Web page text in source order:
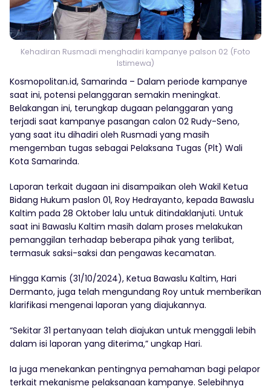
Kehadiran Rusmadi menghadiri kampanye palson 02 (Foto
Istimewa)
Kosmopolitan.id, Samarinda – Dalam periode kampanye
saat ini, potensi pelanggaran semakin meningkat.
Belakangan ini, terungkap dugaan pelanggaran yang
terjadi saat kampanye pasangan calon 02 Rudy-Seno,
yang saat itu dihadiri oleh Rusmadi yang masih
mengemban tugas sebagai Pelaksana Tugas (Plt) Wali
Kota Samarinda.
Laporan terkait dugaan ini disampaikan oleh Wakil Ketua
Bidang Hukum paslon 01, Roy Hedrayanto, kepada Bawaslu
Kaltim pada 28 Oktober lalu untuk ditindaklanjuti. Untuk
saat ini Bawaslu Kaltim masih dalam proses melakukan
pemanggilan terhadap beberapa pihak yang terlibat,
termasuk saksi-saksi dan pengawas kecamatan.
Hingga Kamis (31/10/2024), Ketua Bawaslu Kaltim, Hari
Dermanto, juga telah mengundang Roy untuk memberikan
klarifikasi mengenai laporan yang diajukannya.
“Sekitar 31 pertanyaan telah diajukan untuk menggali lebih
dalam isi laporan yang diterima,” ungkap Hari.
Ia juga menekankan pentingnya pemahaman bagi pelapor
terkait mekanisme pelaksanaan kampanye. Selebihnya